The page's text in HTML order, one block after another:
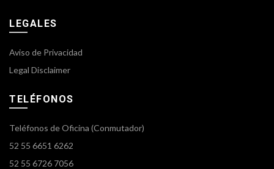
LEGALES
Aviso de Privacidad
Legal Disclaimer
TELÉFONOS
Teléfonos de Oficina (Conmutador)
52 55 6651 6262
52 55 6726 7056